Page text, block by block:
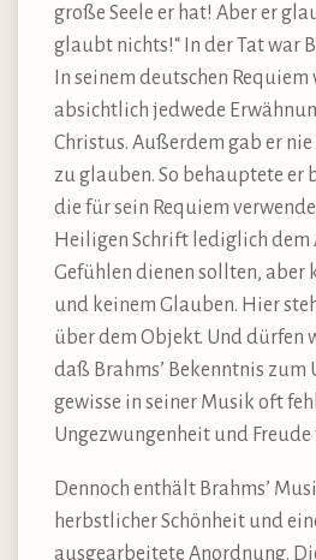
große Seele er hat! Aber er
glaubt nichts!“ In der Tat war
In seinem deutschen
absichtlich jedwede
Christus. Außerdem gab er
zu glauben. So behauptete er
die für sein Requiem
Heiligen Schrift lediglich dem
Gefühlen dienen sollten, aber
und keinem Glauben. Hier
über dem Objekt. Und dürfen
daß Brahms’ Bekenntnis zum
gewisse in seiner Musik oft
Ungezwungenheit und
Dennoch enthält Brahms’
herbstlicher Schönheit und
ausgearbeitete Anordnung.